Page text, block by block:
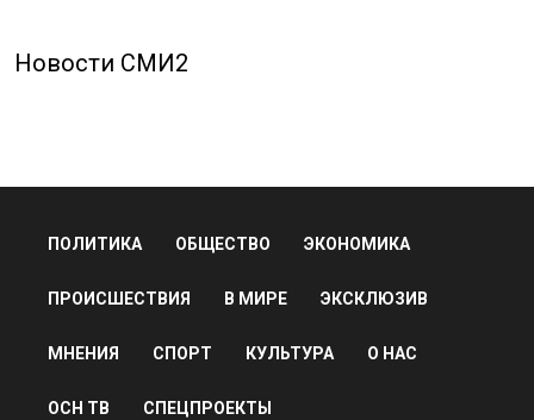
Новости СМИ2
ПОЛИТИКА ОБЩЕСТВО ЭКОНОМИКА
ПРОИСШЕСТВИЯ В МИРЕ ЭКСКЛЮЗИВ
МНЕНИЯ СПОРТ КУЛЬТУРА О НАС
ОСН ТВ СПЕЦПРОЕКТЫ